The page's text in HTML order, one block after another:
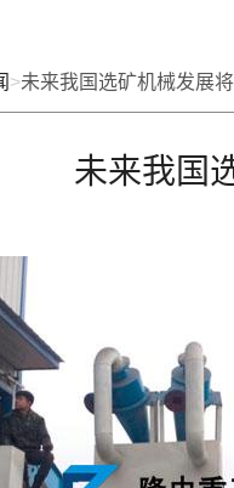
>未来我国选矿机械发展
未来我国